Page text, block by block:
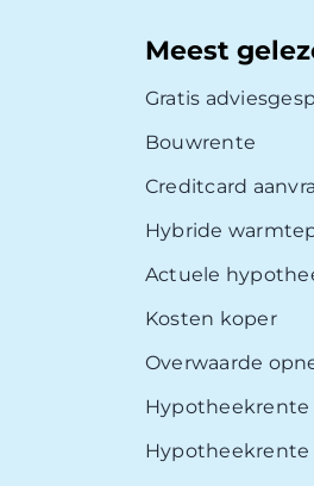
Meest
Gratis
Bouwrente
Creditcard
Hybride
Actuele
Kosten koper
Overwaarde